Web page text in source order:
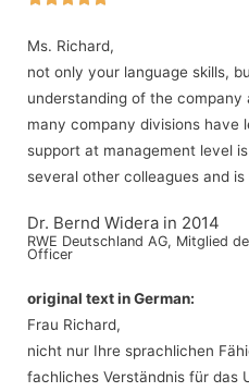
Ms. Richard,
not only your language skills,
understanding of the company
many company divisions
support at management level
several other colleagues and
Dr. Bernd Widera in 2014
RWE Deutschland AG, Mitglied
Officer
original text in German:
Frau Richard,
nicht nur Ihre sprachlichen
fachliches Verständnis für das